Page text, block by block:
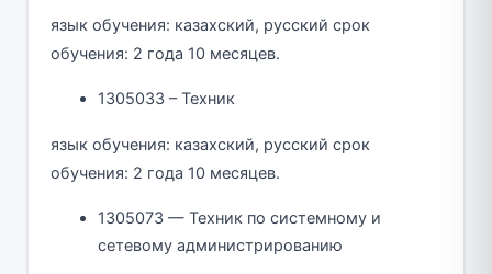
язык обучения: казахский, русский срок
обучения: 2 года 10 месяцев.
1305033 – Техник
язык обучения: казахский, русский срок
обучения: 2 года 10 месяцев.
1305073 — Техник по системному и
сетевому администрированию